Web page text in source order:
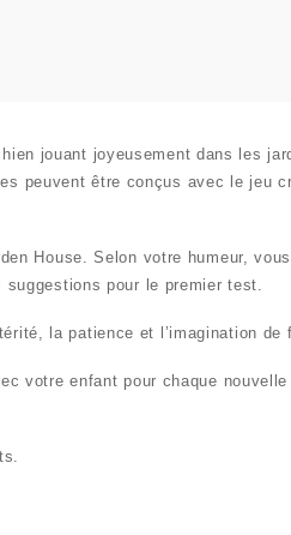
jouant joyeusement dans les
peuvent être conçus avec le jeu
House. Selon votre humeur,
pour le premier test.
la patience et l’imagination de
votre enfant pour chaque nouvelle